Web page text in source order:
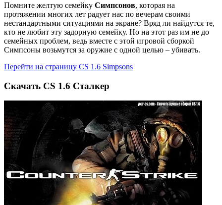
Помните желтую семейку Симпсонов, которая на
протяжении многих лет радует нас по вечерам своими
нестандартными ситуациями на экране? Вряд ли найдутся те,
кто не любит эту задорную семейку. Но на этот раз им не до
семейных проблем, ведь вместе с этой игровой сборкой
Симпсоны возьмутся за оружие с одной целью – убивать.
Перейти на страницу CS 1.6 Simpsons
Скачать CS 1.6 Сталкер